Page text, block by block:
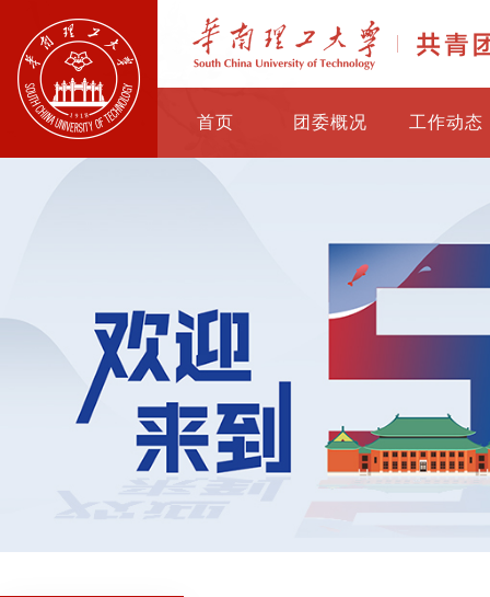
首页 团委概况 工作动态